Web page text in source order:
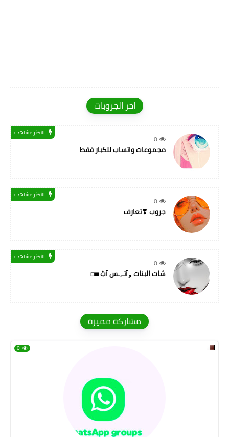
اخر الجروبات
0
الأكثر مشاهدة
مجموعات واتساب للكبار فقط
0
الأكثر مشاهدة
جروب ❣تعارف
0
الأكثر مشاهدة
شات البنات ۅآتـ,ـس آبْ ◼◻
مشاركة مميزة
0